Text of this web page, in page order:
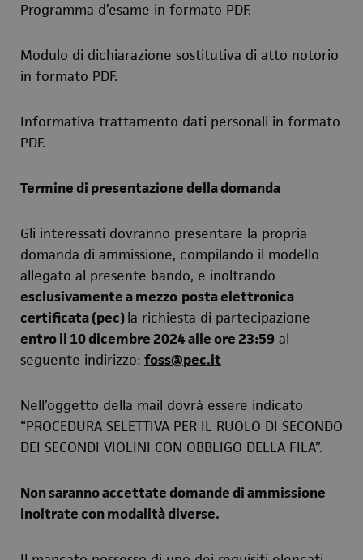
Programma d’esame in formato PDF.
Modulo di dichiarazione sostitutiva di atto notorio
in formato PDF.
Informativa trattamento dati personali in formato
PDF.
Termine di presentazione della domanda
Gli interessati dovranno presentare la propria
domanda di ammissione, compilando il modello
allegato al presente bando, e inoltrando
esclusivamente a mezzo posta elettronica
certificata (pec)la richiesta di partecipazione
entro il 10 dicembre 2024 alle ore 23:59 al
seguente indirizzo: foss@pec.it
Nell’oggetto della mail dovrà essere indicato
“PROCEDURA SELETTIVA PER IL RUOLO DI SECONDO
DEI SECONDI VIOLINI CON OBBLIGO DELLA FILA”.
Non saranno accettate domande di ammissione
inoltrate con modalità diverse.